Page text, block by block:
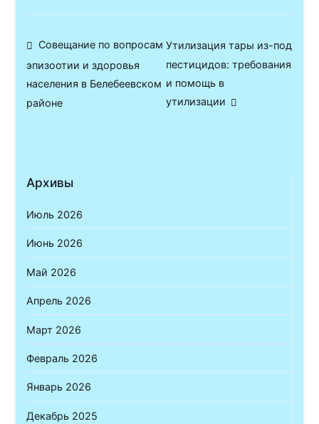
Навигация
по
записям
Совещание по вопросам
эпизоотии и здоровья
населения в Белебеевском
районе
Утилизация тары из-под
пестицидов: требования
и помощь в
утилизации
Архивы
Июль 2026
Июнь 2026
Май 2026
Апрель 2026
Март 2026
Февраль 2026
Январь 2026
Декабрь 2025